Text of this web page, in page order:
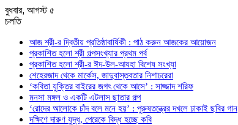
বুধবার, আগস্ট ৫
চলতি
আজ শ্রী-র দ্বিতীয় প্রতিষ্ঠাবার্ষিকী : পাঠ করুন আজকের আয়োজন
প্রকাশিত হলো শ্রী গল্পসংখ্যার প্রথম পর্ব
প্রকাশিত হলো শ্রী-র ঈদ-উল-আযহা বিশেষ সংখ্যা
শেহেরজাদ থেকে মার্কেস, জাদুবাস্তবতার নিশাচরেরা
‘কবিতা যুক্তির বাইরের জগৎ থেকে আসে’ : সাজ্জাদ শরিফ
মনসা মঙ্গল ও একটি এটলাস ছাতার গল্প
‘রোদের আলোকে চাঁদ বলে মনে হয়’ : পুরুষতন্ত্রের দখলে ঢাকাই ছবির গান
দক্ষিণে দারুণ যুদ্ধ, পেরেকে বিদ্ধ হচ্ছে কবি